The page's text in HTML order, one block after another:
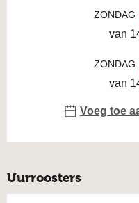
ZONDAG
van
ZONDAG
van
Voeg toe
Uurroosters